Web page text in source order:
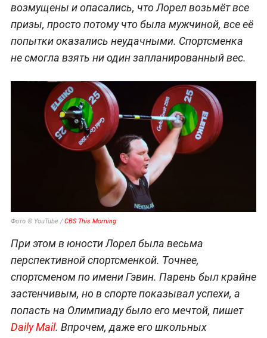
возмущены и опасались, что Лорел возьмёт все
призы, просто потому что была мужчиной, все её
попытки оказались неудачными. Спортсменка
не смогла взять ни один запланированный вес.
Фото © YouTube /CBS This Morning
При этом в юности Лорел была весьма
перспективной спортсменкой. Точнее,
спортсменом по имени Гэвин. Парень был крайне
застенчивым, но в спорте показывал успехи, а
попасть на Олимпиаду было его мечтой, пишет
Daily Mail. Впрочем, даже его школьных